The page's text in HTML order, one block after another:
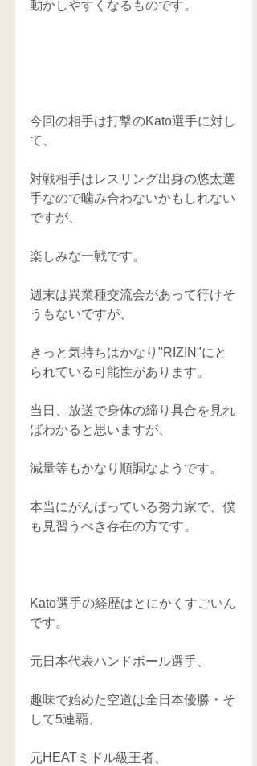
動かしやすくなるものです。
今回の相手は打撃のKato選手に対し
て、
対戦相手はレスリング出身の悠太選
手なので噛み合わないかもしれない
ですが、
楽しみな一戦です。
週末は異業種交流会があって行けそ
うもないですが、
きっと気持ちはかなり"RIZIN"にと
られている可能性があります。
当日、放送で身体の締り具合を見れ
ばわかると思いますが、
減量等もかなり順調なようです。
本当にがんばっている努力家で、僕
も見習うべき存在の方です。
Kato選手の経歴はとにかくすごいん
です。
元日本代表ハンドボール選手、
趣味で始めた空道は全日本優勝・そ
して5連覇、
元HEATミドル級王者、